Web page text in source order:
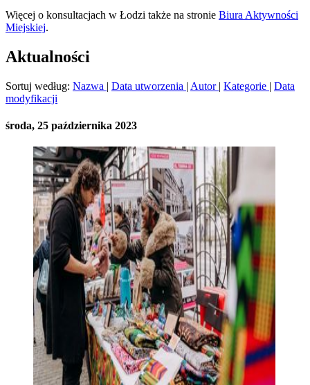
Więcej o konsultacjach w Łodzi także na stronie Biura Aktywności
Miejskiej.
Aktualności
Sortuj według: Nazwa | Data utworzenia | Autor | Kategorie | Data
modyfikacji
środa, 25 października 2023